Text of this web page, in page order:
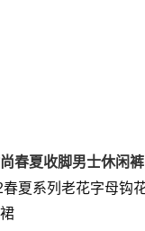
春夏收脚男士休闲裤